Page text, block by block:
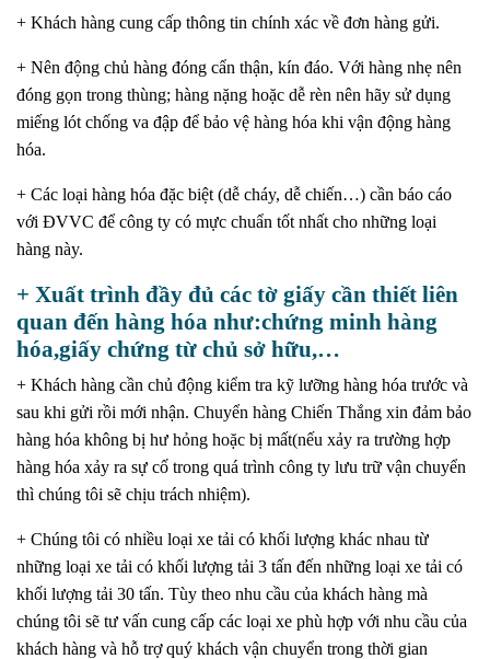
+ Khách hàng cung cấp thông tin chính xác về đơn hàng gửi.
+ Nên động chủ hàng đóng cẩn thận, kín đáo. Với hàng nhẹ nên
đóng gọn trong thùng; hàng nặng hoặc dễ rèn nên hãy sử dụng
miếng lót chống va đập để bảo vệ hàng hóa khi vận động hàng
hóa.
+ Các loại hàng hóa đặc biệt (dễ cháy, dễ chiến…) cần báo cáo
với ĐVVC để công ty có mực chuẩn tốt nhất cho những loại
hàng này.
+ Xuất trình đầy đủ các tờ giấy cần thiết liên
quan đến hàng hóa như:chứng minh hàng
hóa,giấy chứng từ chủ sở hữu,…
+ Khách hàng cần chủ động kiểm tra kỹ lưỡng hàng hóa trước và
sau khi gửi rồi mới nhận. Chuyển hàng Chiến Thắng xin đảm bảo
hàng hóa không bị hư hỏng hoặc bị mất(nếu xảy ra trường hợp
hàng hóa xảy ra sự cố trong quá trình công ty lưu trữ vận chuyển
thì chúng tôi sẽ chịu trách nhiệm).
+ Chúng tôi có nhiều loại xe tải có khối lượng khác nhau từ
những loại xe tải có khối lượng tải 3 tấn đến những loại xe tải có
khối lượng tải 30 tấn. Tùy theo nhu cầu của khách hàng mà
chúng tôi sẽ tư vấn cung cấp các loại xe phù hợp với nhu cầu của
khách hàng và hỗ trợ quý khách vận chuyển trong thời gian